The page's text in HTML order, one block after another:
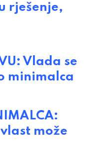
rješenje,
Vlada se
minimalca
može